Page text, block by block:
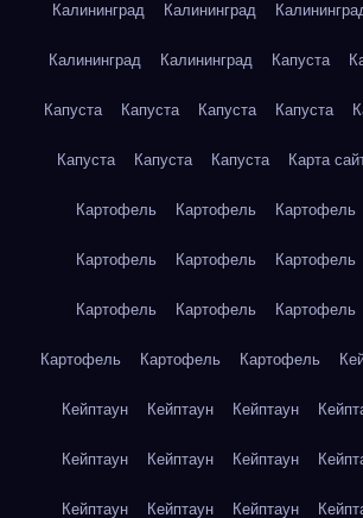
Калининград Калининград
Калининград Калининград Капуста
Капуста Капуста Капуста Капуста
Капуста Капуста Капуста Карта
Картофель Картофель Картофель
Картофель Картофель Картофель
Картофель Картофель Картофель
Картофель Картофель Картофель
Кейптаун Кейптаун Кейптаун
Кейптаун Кейптаун Кейптаун
Кейптаун Кейптаун Кейптаун